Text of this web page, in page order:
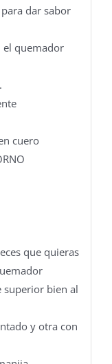
dar sabor
el quemador
cuero
que quieras
superior bien al
y otra con